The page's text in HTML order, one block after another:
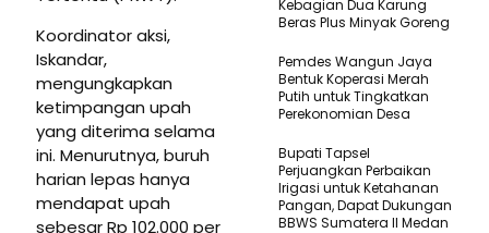
Koordinator aksi,
Iskandar,
mengungkapkan
ketimpangan upah
yang diterima selama
ini. Menurutnya, buruh
harian lepas hanya
mendapat upah
sebesar Rp 102.000 per
Kebagian Dua Karung
Beras Plus Minyak Goreng
Pemdes Wangun Jaya
Bentuk Koperasi Merah
Putih untuk Tingkatkan
Perekonomian Desa
Bupati Tapsel
Perjuangkan Perbaikan
Irigasi untuk Ketahanan
Pangan, Dapat Dukungan
BBWS Sumatera II Medan